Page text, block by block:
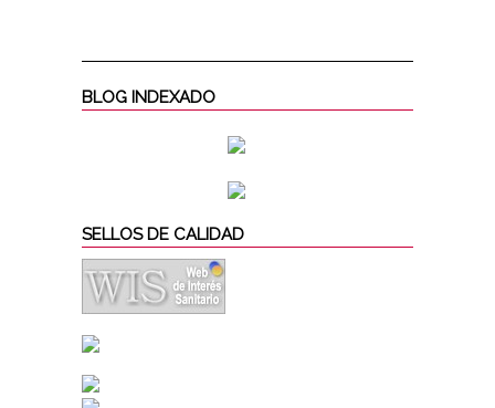
BLOG INDEXADO
SELLOS DE CALIDAD